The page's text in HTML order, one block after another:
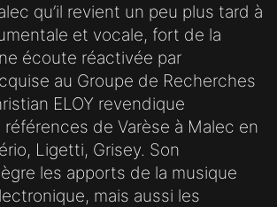
qu’il revient un peu plus tard à
et vocale, fort de la
écoute réactivée par
au Groupe de Recherches
ELOY revendique
de Varèse à Malec en
Ligetti, Grisey. Son
les apports de la musique
mais aussi les